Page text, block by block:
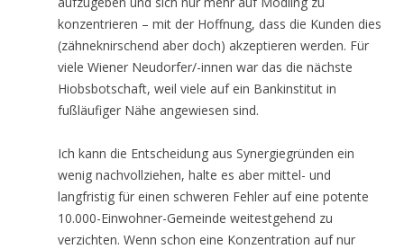
konzentrieren – mit der Hoffnung, dass die Kunden dies
(zähneknirschend aber doch) akzeptieren werden. Für
viele Wiener Neudorfer/-innen war das die nächste
Hiobsbotschaft, weil viele auf ein Bankinstitut in
fußläufiger Nähe angewiesen sind.
Ich kann die Entscheidung aus Synergiegründen ein
wenig nachvollziehen, halte es aber mittel- und
langfristig für einen schweren Fehler auf eine potente
10.000-Einwohner-Gemeinde weitestgehend zu
verzichten. Wenn schon eine Konzentration auf nur